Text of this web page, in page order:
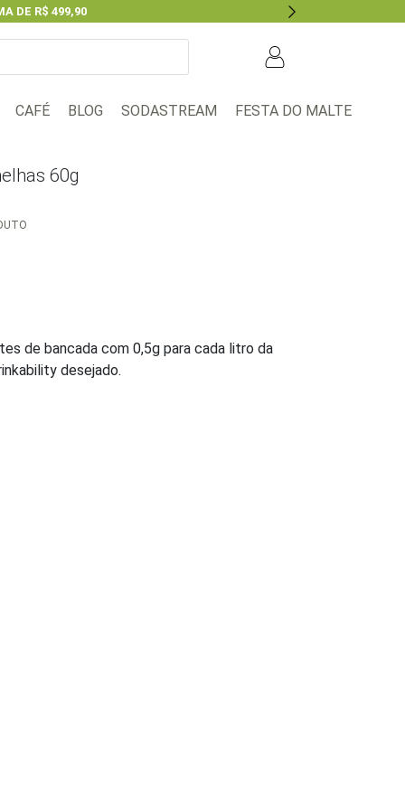
DE R$ 499,90
Next
CAFÉ BLOG SODASTREAM FESTA DO MALTE
60g
de bancada com 0,5g para cada litro da
desejado.